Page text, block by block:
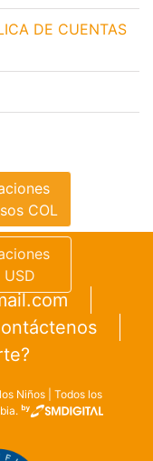
DE CUENTAS
COL
USD
Niños | Todos los